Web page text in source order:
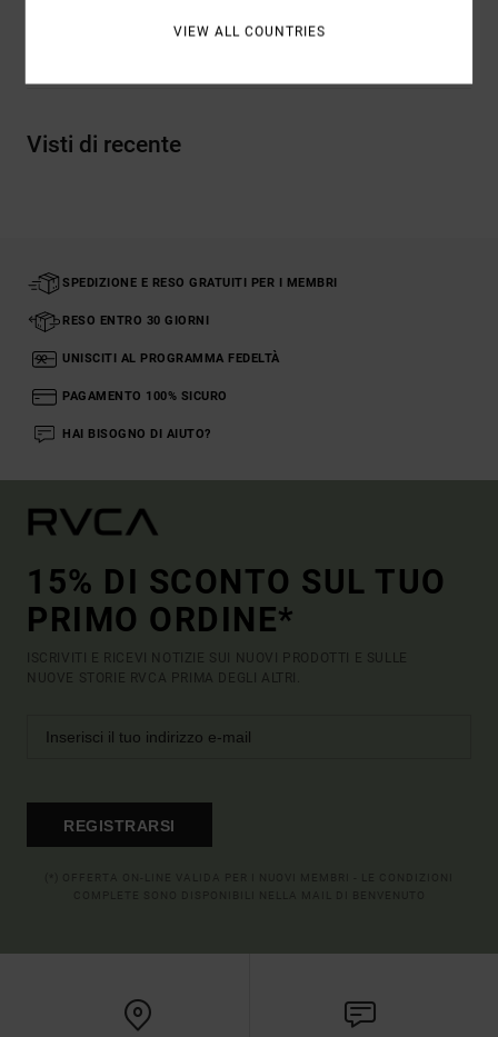
Visti di recente
SPEDIZIONE E RESO GRATUITI PER I MEMBRI
RESO ENTRO 30 GIORNI
UNISCITI AL PROGRAMMA FEDELTÀ
PAGAMENTO 100% SICURO
HAI BISOGNO DI AIUTO?
15% DI SCONTO SUL TUO
PRIMO ORDINE*
ISCRIVITI E RICEVI NOTIZIE SUI NUOVI PRODOTTI E SULLE
NUOVE STORIE RVCA PRIMA DEGLI ALTRI.
REGISTRARSI
VIEW ALL COUNTRIES